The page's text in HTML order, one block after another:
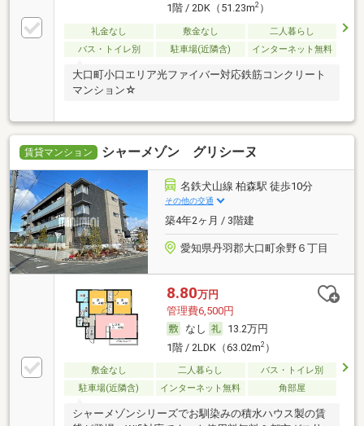
1階 / 2DK（51.23m2）
礼金なし 敷金なし
二人暮らし
バス・トイレ別
駐車場(近隣含) インターネット無料
大口町小口エリア光ファイバー対応鉄筋コンクリート
マンション☆
賃貸マンション シャーメゾン グリシーヌ
名鉄犬山線 柏森駅 徒歩10分
その他の交通
築4年2ヶ月 / 3階建
愛知県丹羽郡大口町余野６丁目
8.80万円
管理費6,500円
なし
13.2万円
1階 / 2LDK（63.02m2）
敷金なし 二人暮らし
バス・トイレ別
駐車場(近隣含)
インターネット無料 角部屋
シャーメゾンシリーズでお馴染みの積水ハウス製の賃